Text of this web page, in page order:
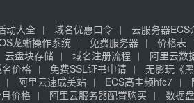
动大全 域名优惠口令 云服务器ECS
龙蜥操作系统 免费服务器 价格表
云盘块存储 域名注册流程 阿里云数
价格 免费SSL证书申请 无影玩《
阿里云速成美站 ECS高主频hfc7
价格 阿里云服务器配置购买 数据盘